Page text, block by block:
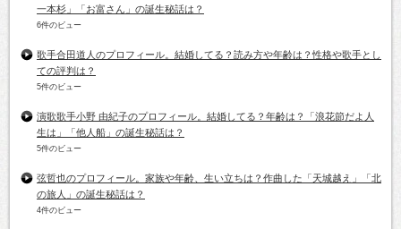
一本杉」「お富さん」の誕生秘話は？
6件のビュー
歌手合田道人のプロフィール。結婚してる？読み方や年齢は？性格や歌手とし
ての評判は？
5件のビュー
演歌歌手小野 由紀子のプロフィール。結婚してる？年齢は？「浪花節だよ人
生は」「他人船」の誕生秘話は？
5件のビュー
弦哲也のプロフィール。家族や年齢、生い立ちは？作曲した「天城越え」「北
の旅人」の誕生秘話は？
4件のビュー